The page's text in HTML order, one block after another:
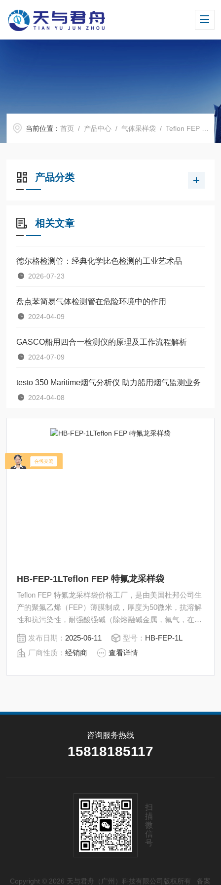
当前位置：首页 / 产品中心 /气体采样袋 /Teflon FEP 特氟龙气体采样袋
产品分类
相关文章
德尔格检测管：经典化学比色检测的工业艺术品
2026-07-23
盘点苯简易气体检测管在危险环境中的作用
2024-04-09
GASCO船用四合一检测仪的原理及工作流程解析
2024-07-09
testo 350 Maritime烟气分析仪 助力船用烟气监测业务
2024-04-08
HB-FEP-1LTeflon FEP 特氟龙采样袋
Teflon FEP 特氟龙采样袋价格工厂，是由美国杜邦公司生
产的聚氟乙烯（FEP）薄膜制成，厚度为50微米，抗溶解
性和抗污染性，耐强酸强碱（除熔融碱金属，氟气，在较
高的温度和压力下的卤代化合物）对于液体、气体、水分
和有机蒸汽有较低的渗透性。
发布日期： 2025-06-11 型号： HB-FEP-1L
厂商性质：经销商 查看详情
咨询服务热线
15818185117
扫
描
微
信
号
Copyright © 2026 天与君舟（广州）科技有限公司版权所有 备案